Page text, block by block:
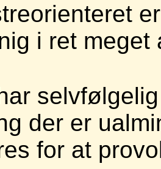
i ret meget
der er
for at